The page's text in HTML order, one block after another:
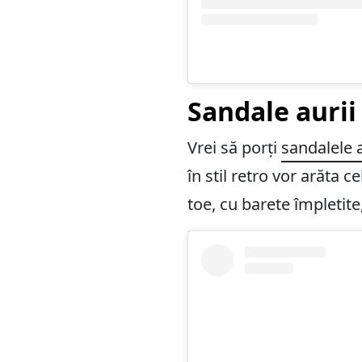
Sandale
Vrei să porți sandalele
în stil retro vor arăta
toe, cu barete